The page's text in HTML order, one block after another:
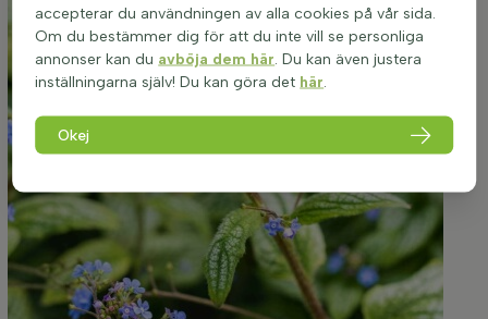
accepterar du användningen av alla cookies på vår sida.
Om du bestämmer dig för att du inte vill se personliga
annonser kan du avböja dem här . Du kan även justera
inställningarna själv! Du kan göra det här
Okej